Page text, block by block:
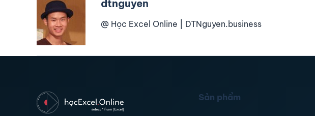
dtnguyen
@ Học Excel Online | DTNguyen.business
Sản phẩm